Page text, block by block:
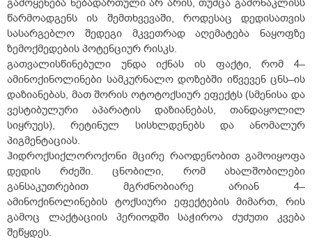
გამოყენება ნებადართული არ არის, თუმცა გამონაკლისს
წარმოადგენს ის შემთხვევაში, როდესაც დედისათვის
სასარგებლო შედეგი მკვეთრად აღემატება ნაყოფზე
ზემოქმედების პოტენციურ რისკს.
გათვალისწინებული უნდა იქნას ის ფაქტი, რომ 4–
ამინოქინოლინები სამკურნალო დოზებში იწვევენ ცნს–ის
დაზიანებას, მათ შორის ოტოტოქსიურ ეფექტს (სმენისა და
ვესტიბულური აპარატის დაზიანებას, თანდაყოლილ
სიყრუეს), რეტინულ სისხლდენებს და ანომალურ
პიგმენტაციას.
ჰიდროქსიქლოროქონი მცირე რაოდენობით გამოიყოფა
დედის რძეში. ცნობილი, რომ ახალშობილები
განსაკუთრებით მგრძნობიარე არიან 4–
ამინოქინოლინების ტოქსიური ეფექტების მიმართ, რის
გამოც ლაქტაციის პერიოდში საჭიროა ძუძუთი კვება
შეწყდეს.